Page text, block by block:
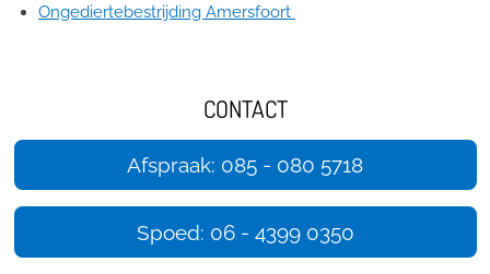
Ongediertebestrijding Amersfoort
CONTACT
Afspraak: 085 - 080 5718
Spoed: 06 - 4399 0350